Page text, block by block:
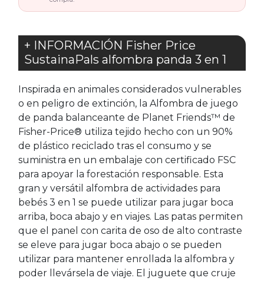
+ INFORMACIÓN Fisher Price
SustainaPals alfombra panda 3 en 1
Inspirada en animales considerados vulnerables
o en peligro de extinción, la Alfombra de juego
de panda balanceante de Planet Friends™ de
Fisher-Price® utiliza tejido hecho con un 90%
de plástico reciclado tras el consumo y se
suministra en un embalaje con certificado FSC
para apoyar la forestación responsable. Esta
gran y versátil alfombra de actividades para
bebés 3 en 1 se puede utilizar para jugar boca
arriba, boca abajo y en viajes. Las patas permiten
que el panel con carita de oso de alto contraste
se eleve para jugar boca abajo o se pueden
utilizar para mantener enrollada la alfombra y
poder llevársela de viaje. El juguete que cruje